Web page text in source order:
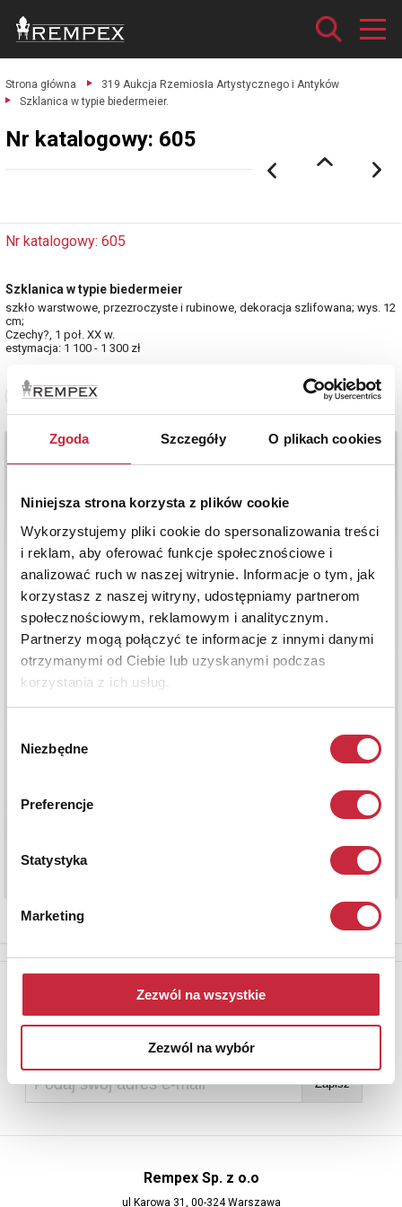
Zgoda Szczegóły O plikach cookies
Niniejsza strona korzysta z plików cookie
Wykorzystujemy pliki cookie do spersonalizowania treści
i reklam, aby oferować funkcje społecznościowe i
analizować ruch w naszej witrynie. Informacje o tym, jak
korzystasz z naszej witryny, udostępniamy partnerom
społecznościowym, reklamowym i analitycznym.
Partnerzy mogą połączyć te informacje z innymi danymi
otrzymanymi od Ciebie lub uzyskanymi podczas
korzystania z ich usług.
zgody
Niezbędne
Preferencje
Statystyka
Marketing
Zezwól na wszystkie
Zezwól na wybór
Strona główna
319 Aukcja Rzemiosła Artystycznego i Antyków
Szklanica w typie biedermeier.
Nr katalogowy: 605
Nr katalogowy: 605
Szklanica w typie biedermeier
szkło warstwowe, przezroczyste i rubinowe, dekoracja szlifowana; wys. 12
cm;
Czechy?, 1 poł. XX w.
estymacja: 1 100 - 1 300 zł
Zobacz pełne informacje
Newsletter
Aby otrzymywać informacje o nowych aukcjach, prosimy podać
Rempex Sp. z o.o
ul Karowa 31, 00-324 Warszawa